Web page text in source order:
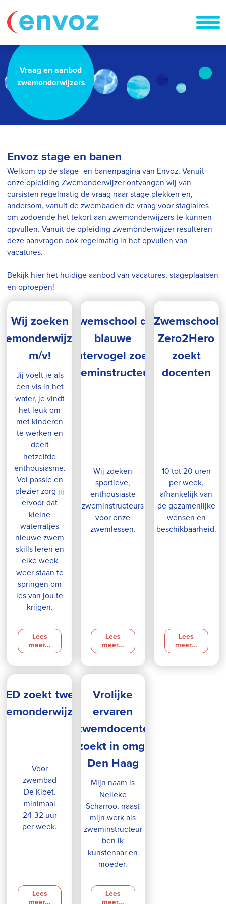
Vraag en aanbod
zwemonderwijzers
Envoz stage en banen
Welkom op de stage- en banenpagina van Envoz. Vanuit
onze opleiding Zwemonderwijzer ontvangen wij van
cursisten regelmatig de vraag naar stage plekken en,
andersom, vanuit de zwembaden de vraag voor stagiaires
om zodoende het tekort aan zwemonderwijzers te kunnen
opvullen. Vanuit de opleiding zwemonderwijzer resulteren
deze aanvragen ook regelmatig in het opvullen van
vacatures.
Bekijk hier het huidige aanbod van vacatures, stageplaatsen
en oproepen!
Wij zoeken
m/v!
Jij voelt je als
een vis in het
water, je vindt
het leuk om
met kinderen
te werken en
deelt
hetzelfde
enthousiasme.
Vol passie en
plezier zorg jij
ervoor dat
kleine
waterratjes
nieuwe zwem
skills leren en
elke week
weer staan te
springen om
les van jou te
krijgen.
Lees
meer...
Zwemschool de
blauwe
watervogel zoekt
zweminstructeurs
Wij zoeken
sportieve,
enthousiaste
zweminstructeurs
voor onze
zwemlessen.
Lees
meer...
Zwemschool
Zero2Hero
zoekt
docenten
10 tot 20 uren
per week,
afhankelijk van
de gezamenlijke
wensen en
beschikbaarheid.
Lees
meer...
zoekt twee
Voor
zwembad
De Kloet.
minimaal
24-32 uur
per week.
Lees
meer...
Vrolijke
ervaren
zwemdocente
zoekt in omg.
Den Haag
Mijn naam is
Nelleke
Scharroo, naast
mijn werk als
zweminstructeur
ben ik
kunstenaar en
moeder.
Lees
meer...